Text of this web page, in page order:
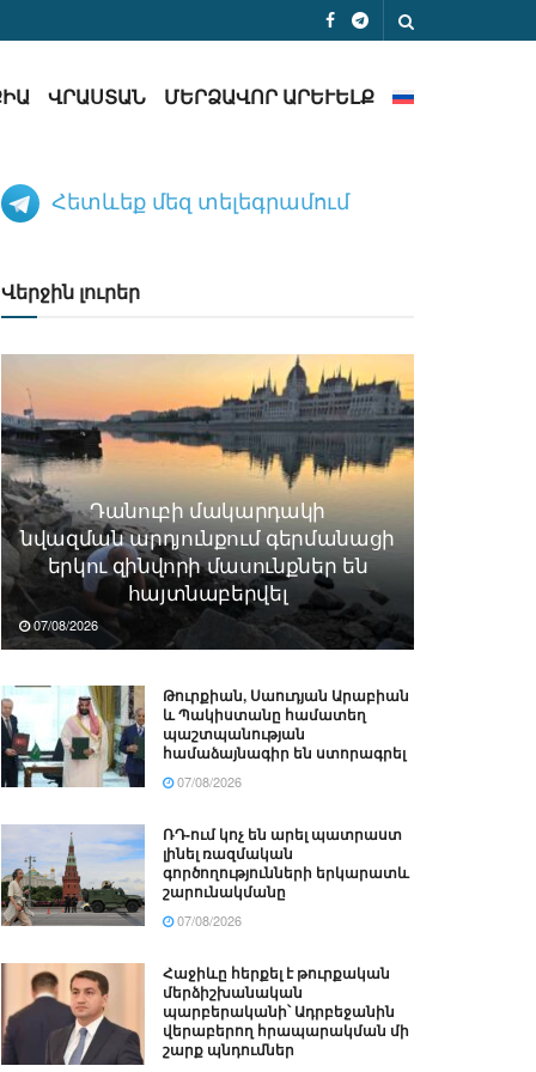
ՎՐԱՍՏԱՆ ՄԵՐՁԱՎՈՐ ԱՐԵՒԵԼՔ
Հետևեք մեզ տելեգրամում
Վերջին լուրեր
Դանուբի մակարդակի
նվազման արդյունքում գերմանացի
երկու զինվորի մասունքներ են
հայտնաբերվել
07/08/2026
Թուրքիան, Սաուդյան Արաբիան
և Պակիստանը համատեղ
պաշտպանության
համաձայնագիր են ստորագրել
07/08/2026
ՌԴ-ում կոչ են արել պատրաստ
լինել ռազմական
գործողությունների երկարատև
շարունակմանը
07/08/2026
Հաջիևը հերքել է թուրքական
մերձիշխանական
պարբերականի՝ Ադրբեջանին
վերաբերող հրապարակման մի
շարք պնդումներ